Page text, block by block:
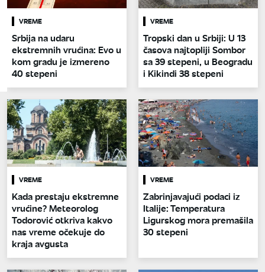
VREME
Srbija na udaru
ekstremnih vrućina: Evo u
kom gradu je izmereno
40 stepeni
VREME
Tropski dan u Srbiji: U 13
časova najtopliji Sombor
sa 39 stepeni, u Beogradu
i Kikindi 38 stepeni
VREME
Kada prestaju ekstremne
vrućine? Meteorolog
Todorović otkriva kakvo
nas vreme očekuje do
kraja avgusta
VREME
Zabrinjavajući podaci iz
Italije: Temperatura
Ligurskog mora premašila
30 stepeni